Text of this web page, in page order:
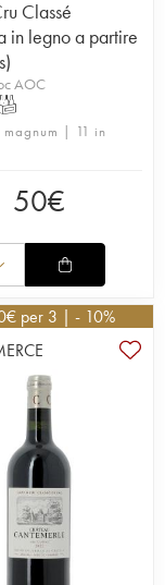
Classé
in legno a partire
AOC
| 11 in
50€
€ per 3 | - 10%